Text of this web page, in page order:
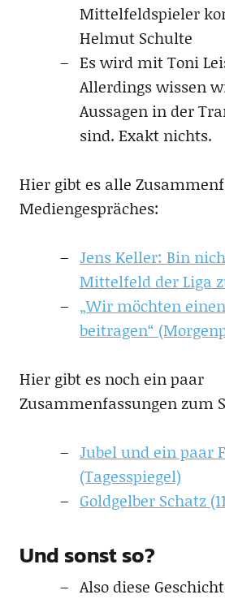
Mittelfeldspieler
Helmut Schulte
Es wird mit Toni
Allerdings wissen
Aussagen in der
sind. Exakt nichts.
Hier gibt es alle
Mediengespräches:
Jens Keller: Bin
Mittelfeld der Liga
„Wir möchten
beitragen“
Hier gibt es noch ein paar
Zusammenfassungen zum
Jubel und ein paar
(Tagesspiegel)
Goldgelber Schatz
Und sonst so?
Also diese